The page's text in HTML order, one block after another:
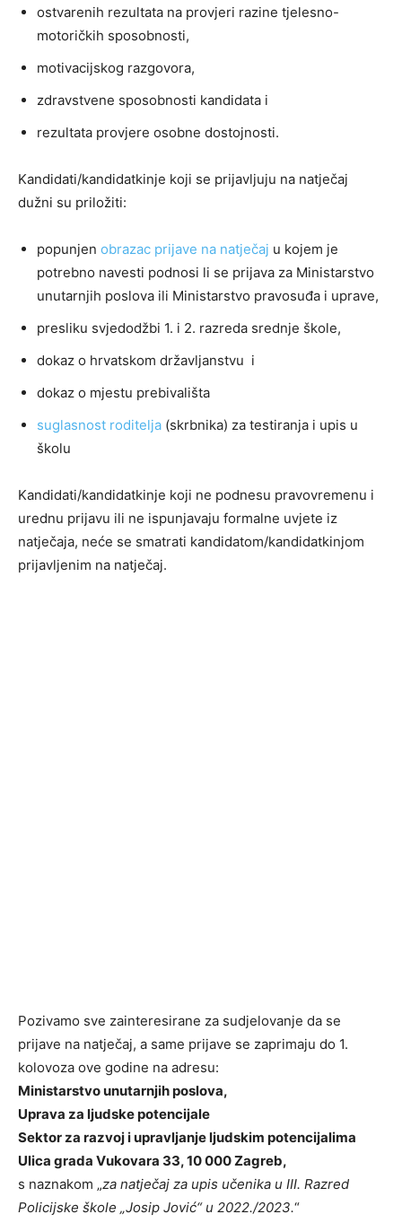
ostvarenih rezultata na provjeri razine tjelesno-
motoričkih sposobnosti,
motivacijskog razgovora,
zdravstvene sposobnosti kandidata i
rezultata provjere osobne dostojnosti.
Kandidati/kandidatkinje koji se prijavljuju na natječaj
dužni su priložiti:
popunjen obrazac prijave na natječaj u kojem je
potrebno navesti podnosi li se prijava za Ministarstvo
unutarnjih poslova ili Ministarstvo pravosuđa i uprave,
presliku svjedodžbi 1. i 2. razreda srednje škole,
dokaz o hrvatskom državljanstvu i
dokaz o mjestu prebivališta
suglasnost roditelja (skrbnika) za testiranja i upis u
školu
Kandidati/kandidatkinje koji ne podnesu pravovremenu i
urednu prijavu ili ne ispunjavaju formalne uvjete iz
natječaja, neće se smatrati kandidatom/kandidatkinjom
prijavljenim na natječaj.
Pozivamo sve zainteresirane za sudjelovanje da se
prijave na natječaj, a same prijave se zaprimaju do 1.
kolovoza ove godine na adresu:
Ministarstvo unutarnjih poslova,
Uprava za ljudske potencijale
Sektor za razvoj i upravljanje ljudskim potencijalima
Ulica grada Vukovara 33, 10 000 Zagreb,
s naznakom „za natječaj za upis učenika u III. Razred
Policijske škole „Josip Jović“ u 2022./2023.“